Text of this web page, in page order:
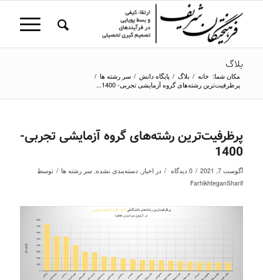
بلاگ
مکان شما: خانه / بلاگ / پایگاه دانش / سر رشته ها /
پرظرفیت‌ترین رشته‌های گروه آزمایشی تجربی- 1400...
پرظرفیت‌ترین رشته‌های گروه آزمایشی تجربی-
1400
آگوست 7, 2021 / 0 دیدگاه / در اخبار , دسته‌بندی نشده, سر رشته ها / توسط
FarhikhteganSharif